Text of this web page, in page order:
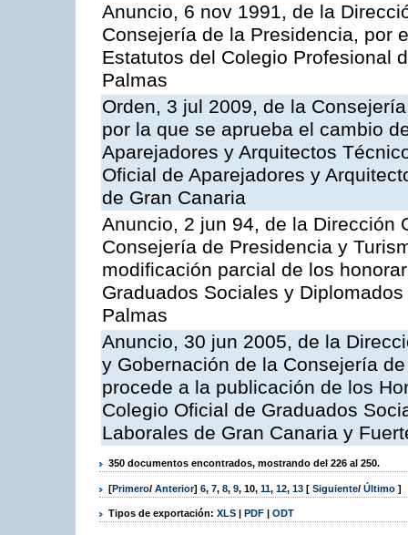
Anuncio, 6 nov 1991, de la
Consejería de la Presidencia, por
Estatutos del Colegio Profesional
Palmas
Orden, 3 jul 2009, de la
por la que se aprueba el cambio
Aparejadores y Arquitectos
Oficial de Aparejadores y
de Gran Canaria
Anuncio, 2 jun 94, de la Dirección
Consejería de Presidencia y
modificación parcial de los
Graduados Sociales y
Palmas
Anuncio, 30 jun 2005, de la
y Gobernación de la Consejería
procede a la publicación de los
Colegio Oficial de Graduados
Laborales de Gran Canaria y
350 documentos encontrados, mostrando del 226 al 250.
[Primero/ Anterior] 6, 7, 8, 9, 10, 11, 12, 13 [ Siguiente/ Último ]
Tipos de exportación: XLS | PDF | ODT